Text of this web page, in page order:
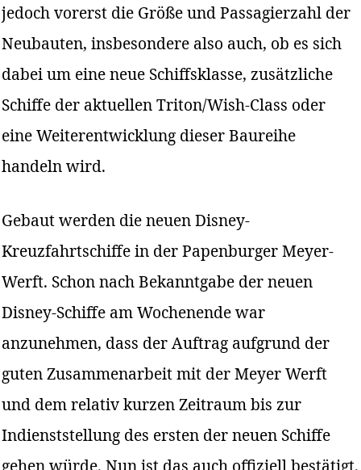
jedoch vorerst die Größe und Passagierzahl der
Neubauten, insbesondere also auch, ob es sich
dabei um eine neue Schiffsklasse, zusätzliche
Schiffe der aktuellen Triton/Wish-Class oder
eine Weiterentwicklung dieser Baureihe
handeln wird.
Gebaut werden die neuen Disney-
Kreuzfahrtschiffe in der Papenburger Meyer-
Werft. Schon nach Bekanntgabe der neuen
Disney-Schiffe am Wochenende war
anzunehmen, dass der Auftrag aufgrund der
guten Zusammenarbeit mit der Meyer Werft
und dem relativ kurzen Zeitraum bis zur
Indienststellung des ersten der neuen Schiffe
gehen würde. Nun ist das auch offiziell bestätigt.